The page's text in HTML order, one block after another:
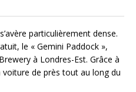
particulièrement dense.
le « Gemini Paddock »,
à Londres-Est. Grâce à
de près tout au long du